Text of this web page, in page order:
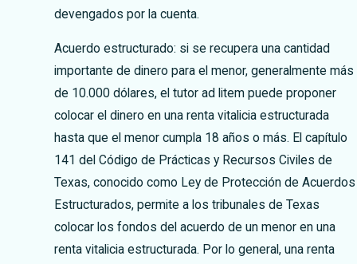
devengados por la cuenta.
Acuerdo estructurado: si se recupera una cantidad
importante de dinero para el menor, generalmente más
de 10.000 dólares, el tutor ad litem puede proponer
colocar el dinero en una renta vitalicia estructurada
hasta que el menor cumpla 18 años o más. El capítulo
141 del Código de Prácticas y Recursos Civiles de
Texas, conocido como Ley de Protección de Acuerdos
Estructurados, permite a los tribunales de Texas
colocar los fondos del acuerdo de un menor en una
renta vitalicia estructurada. Por lo general, una renta